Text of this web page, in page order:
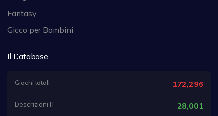
Fantasy
Gioco per Bambini
Il Database
Giochi totali 172,296
Descrizioni IT 28,001